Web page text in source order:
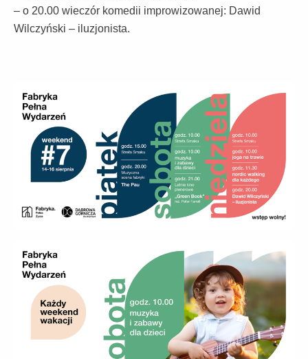
– o 20.00 wieczór komedii improwizowanej: Dawid
Wilczyński – iluzjonista.